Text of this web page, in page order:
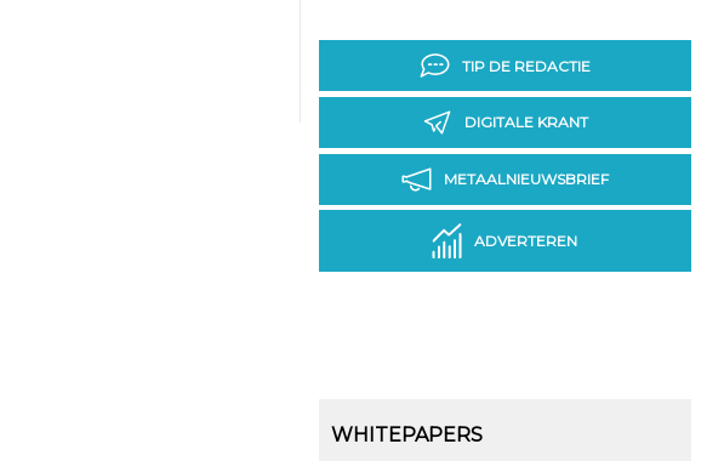
TIP DE REDACTIE
DIGITALE KRANT
METAALNIEUWSBRIEF
ADVERTEREN
WHITEPAPERS